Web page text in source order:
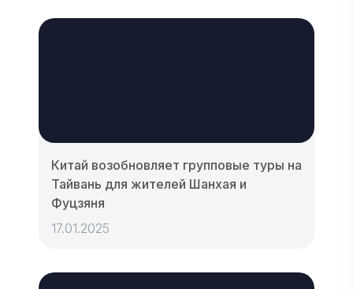
Китай возобновляет групповые туры на
Тайвань для жителей Шанхая и
Фуцзяня
17.01.2025